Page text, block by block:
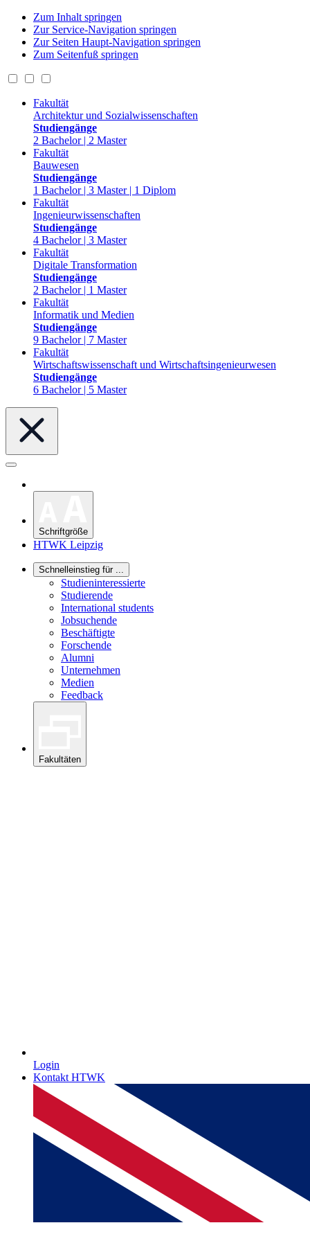
Zum Inhalt springen
Zur Service-Navigation springen
Zur Seiten Haupt-Navigation springen
Zum Seitenfuß springen
Fakultät
Architektur und Sozialwissenschaften
Studiengänge
2 Bachelor | 2 Master
Fakultät
Bauwesen
Studiengänge
1 Bachelor | 3 Master | 1 Diplom
Fakultät
Ingenieurwissenschaften
Studiengänge
4 Bachelor | 3 Master
Fakultät
Digitale Transformation
Studiengänge
2 Bachelor | 1 Master
Fakultät
Informatik und Medien
Studiengänge
9 Bachelor | 7 Master
Fakultät
Wirtschaftswissenschaft und Wirtschaftsingenieurwesen
Studiengänge
6 Bachelor | 5 Master
Schriftgröße
HTWK Leipzig
Schnelleinstieg für ...
Studieninteressierte
Studierende
International students
Jobsuchende
Beschäftigte
Forschende
Alumni
Unternehmen
Medien
Feedback
Fakultäten
Login
Kontakt HTWK